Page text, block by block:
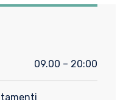
09.00 – 20:00